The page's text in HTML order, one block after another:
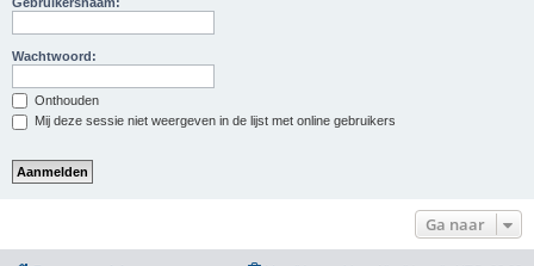
Wachtwoord:
Onthouden
Mij deze sessie niet weergeven in de lijst met online gebruikers
Ga naar